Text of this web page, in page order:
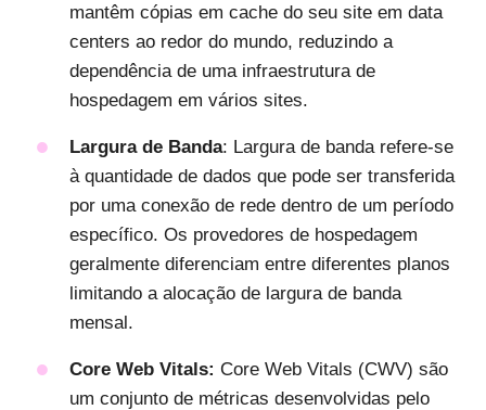
mantêm cópias em cache do seu site em data
centers ao redor do mundo, reduzindo a
dependência de uma infraestrutura de
hospedagem em vários sites.
Largura de Banda: Largura de banda refere-se
à quantidade de dados que pode ser transferida
por uma conexão de rede dentro de um período
específico. Os provedores de hospedagem
geralmente diferenciam entre diferentes planos
limitando a alocação de largura de banda
mensal.
Core Web Vitals: Core Web Vitals (CWV) são
um conjunto de métricas desenvolvidas pelo